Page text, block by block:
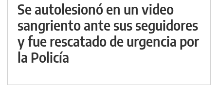
Se autolesionó en un video
sangriento ante sus seguidores
y fue rescatado de urgencia por
la Policía